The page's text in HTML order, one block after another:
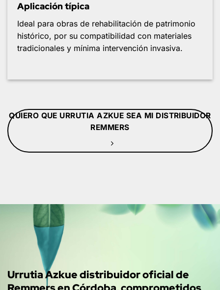
Aplicación típica
Ideal para obras de rehabilitación de patrimonio
histórico, por su compatibilidad con materiales
tradicionales y mínima intervención invasiva.
QUIERO QUE URRUTIA AZKUE SEA MI DISTRIBUIDOR
REMMERS
Urrutia Azkue distribuidor oficial de